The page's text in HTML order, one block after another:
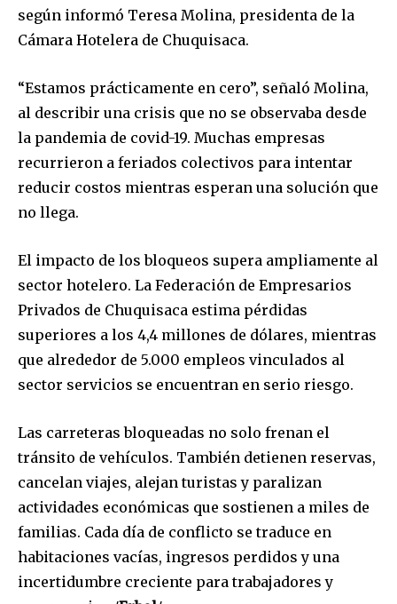
Join our community of
SUBSCRIBERS and be part of the
conversation.
To subscribe, simply enter your email address on our website
your privacy and won't spam your inbox. Your information is
safe with us.
SUBSCRIBE
según informó Teresa Molina, presidenta de la
Cámara Hotelera de Chuquisaca.
“Estamos prácticamente en cero”, señaló Molina,
al describir una crisis que no se observaba desde
la pandemia de covid-19. Muchas empresas
recurrieron a feriados colectivos para intentar
reducir costos mientras esperan una solución que
no llega.
El impacto de los bloqueos supera ampliamente al
sector hotelero. La Federación de Empresarios
Privados de Chuquisaca estima pérdidas
superiores a los 4,4 millones de dólares, mientras
que alrededor de 5.000 empleos vinculados al
sector servicios se encuentran en serio riesgo.
Las carreteras bloqueadas no solo frenan el
tránsito de vehículos. También detienen reservas,
cancelan viajes, alejan turistas y paralizan
actividades económicas que sostienen a miles de
familias. Cada día de conflicto se traduce en
habitaciones vacías, ingresos perdidos y una
incertidumbre creciente para trabajadores y